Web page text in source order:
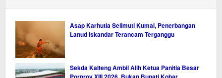
Asap Karhutla Selimuti Kumai, Penerbangan
Lanud Iskandar Terancam Terganggu
Sekda Kalteng Ambil Alih Ketua Panitia Besar